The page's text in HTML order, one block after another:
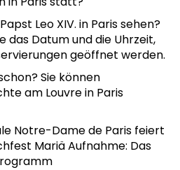
Leo XIV. in Paris sehen?
das Datum und die Uhrzeit,
geöffnet werden.
Sie können
am Louvre in Paris
Notre-Dame de Paris feiert
Mariä Aufnahme: Das